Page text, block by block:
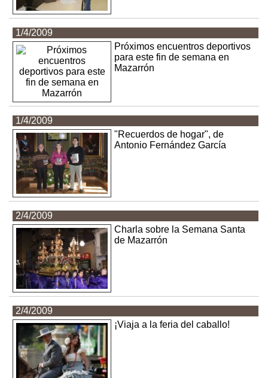
1/4/2009
Próximos encuentros deportivos
para este fin de semana en
Mazarrón
1/4/2009
"Recuerdos de hogar", de
Antonio Fernández García
2/4/2009
Charla sobre la Semana Santa
de Mazarrón
2/4/2009
¡Viaja a la feria del caballo!